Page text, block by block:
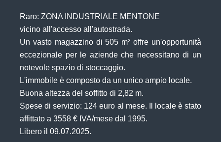
Raro: ZONA INDUSTRIALE MENTONE
vicino all'accesso all'autostrada.
Un vasto magazzino di 505 m² offre un'opportunità
eccezionale per le aziende che necessitano di un
notevole spazio di stoccaggio.
L'immobile è composto da un unico ampio locale.
Buona altezza del soffitto di 2,82 m.
Spese di servizio: 124 euro al mese. Il locale è stato
affittato a 3558 € IVA/mese dal 1995.
Libero il 09.07.2025.